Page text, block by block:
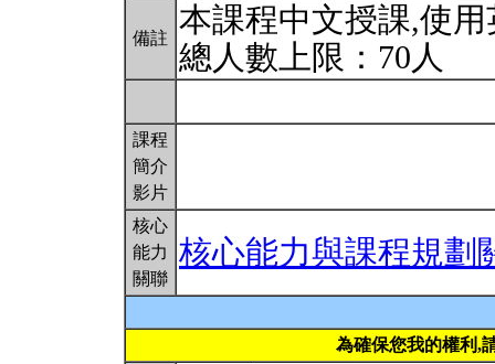
備註
本課程中文授課,使
總人數上限：70人
課程
簡介
影片
核心
能力
關聯
核心能力與課程規劃
為確保您我的權利,